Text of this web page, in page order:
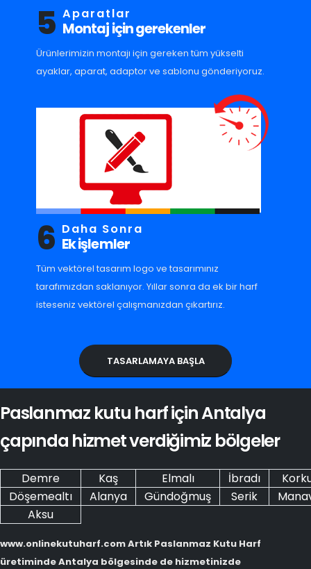
5 Aparatlar
Montaj için gerekenler
Ürünlerimizin montajı için gereken tüm yükselti
ayaklar, aparat, adaptor ve sablonu gönderiyoruz.
6 Daha Sonra
Ek işlemler
Tüm vektörel tasarım logo ve tasarımınız
tarafımızdan saklanıyor. Yıllar sonra da ek bir harf
isteseniz vektörel çalışmanızdan çıkartırız.
TASARLAMAYA BAŞLA
Paslanmaz kutu harf için Antalya
çapında hizmet verdiğimiz bölgeler
Demre Kaş Elmalı İbradı
Döşemealtı
Alanya Gündoğmuş Serik
Aksu
www.onlinekutuharf.com Artık Paslanmaz Kutu Harf
üretiminde Antalya bölgesinde de hizmetinizde